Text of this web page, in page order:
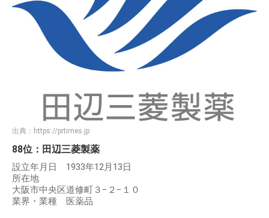
出典： https://prtimes.jp
88位：田辺三菱製薬
設立年月日 1933年12月13日
所在地
大阪市中央区道修町３−２−１０
業界・業種 医薬品